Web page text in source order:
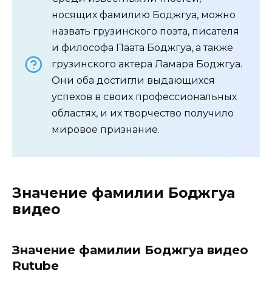
носящих фамилию Боджгуа, можно
назвать грузинского поэта, писателя
и философа Паата Боджгуа, а также
грузинского актера Ламара Боджгуа.
Они оба достигли выдающихся
успехов в своих профессиональных
областях, и их творчество получило
мировое признание.
Значение фамилии Боджгуа
видео
Значение фамилии Боджгуа видео
Rutube